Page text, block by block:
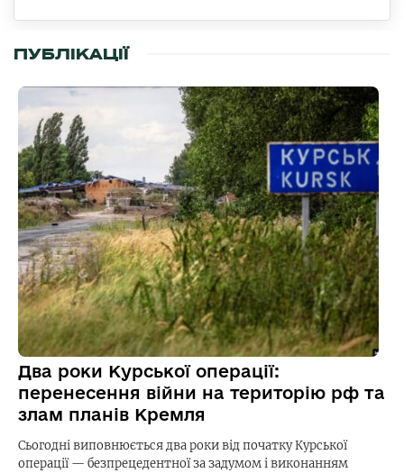
ПУБЛІКАЦІЇ
Два роки Курської операції:
перенесення війни на територію рф та
злам планів Кремля
Сьогодні виповнюється два роки від початку Курської
операції — безпрецедентної за задумом і виконанням